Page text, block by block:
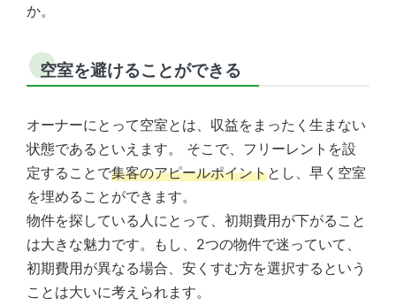
か。
空室を避けることができる
オーナーにとって空室とは、収益をまったく生まない
状態であるといえます。 そこで、フリーレントを設
定することで集客のアピールポイントとし、早く空室
を埋めることができます。
物件を探している人にとって、初期費用が下がること
は大きな魅力です。もし、2つの物件で迷っていて、
初期費用が異なる場合、安くすむ方を選択するという
ことは大いに考えられます。